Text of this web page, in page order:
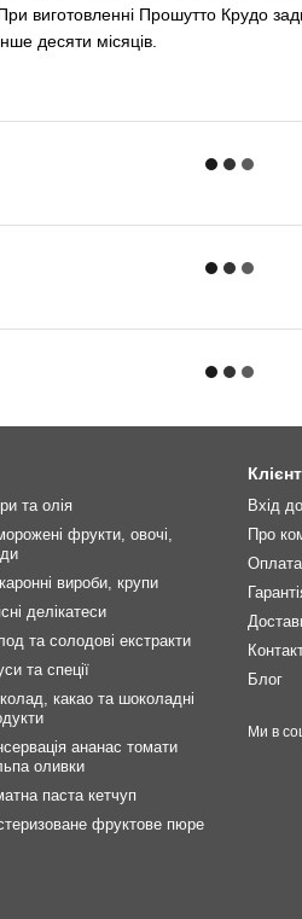
виготовленні Прошутто Крудо
десяти місяців.
та олія
фрукти, овочі,
вироби, крупи
делікатеси
та солодові екстракти
та спеції
какао та шоколадні
ананас томати
оливки
паста кетчуп
фруктове пюре
Вхід
Про
Оплата
Блог
Ми в